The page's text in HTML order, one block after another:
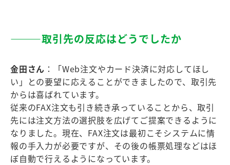
―――取引先の反応はどうでしたか
金田さん ：「Web注文やカード決済に対応してほし
い」との要望に応えることができましたので、取引先
からは喜ばれています。
従来のFAX注文も引き続き承っていることから、取引
先には注文方法の選択肢を広げてご提案できるように
なりました。現在、FAX注文は最初こそシステムに情
報の手入力が必要ですが、その後の帳票処理などはほ
ぼ自動で行えるようになっています。